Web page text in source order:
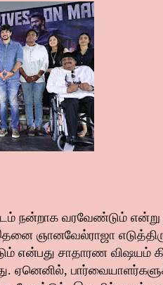
நன்றாக வரவேண்டும்
ஞானவேல்ராஜா
என்பது சாதாரண விஷயம்
ஏனெனில்,